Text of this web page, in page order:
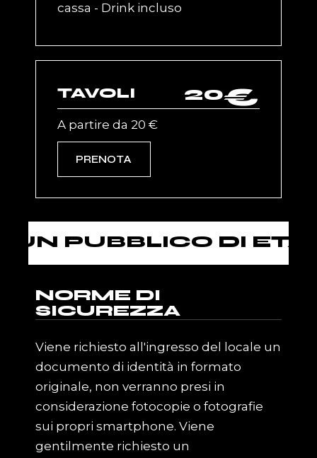
cassa - Drink incluso
TAVOLI 20€
A partire da 20 €
PRENOTA
DI ETÀ
NORME DI
SICUREZZA
Viene richiesto all'ingresso del locale un
documento di identità in formato
originale, non verranno presi in
considerazione fotocopie o fotografie
sui propri smartphone. Viene
gentilmente richiesto un